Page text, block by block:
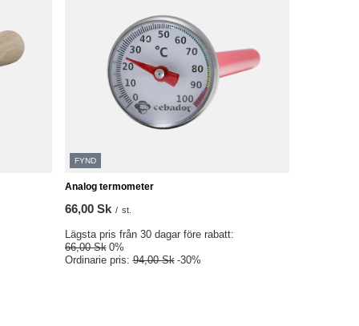
FYND
Analog termometer
66,00 Sk / st.
Lägsta pris från 30 dagar före rabatt:
66,00 Sk 0%
Ordinarie pris:94,00 Sk -30%